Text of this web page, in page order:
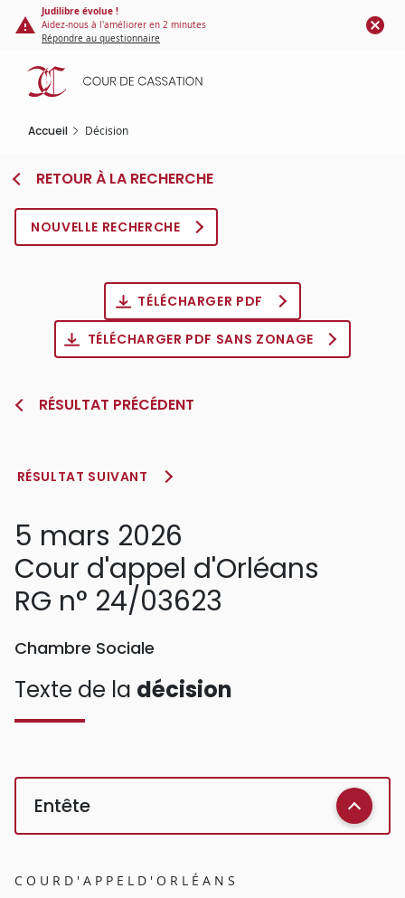
Panneau de gestion des cookies
contenu
principal
Judilibre évolue !
Aidez-nous à l'améliorer en 2 minutes
Répondre au questionnaire
Accueil Décision
RETOUR À LA RECHERCHE
NOUVELLE RECHERCHE
TÉLÉCHARGER PDF
TÉLÉCHARGER PDF SANS ZONAGE
RÉSULTAT PRÉCÉDENT
RÉSULTAT SUIVANT
5 mars 2026
Cour d'appel d'Orléans
RG n° 24/03623
Chambre Sociale
Texte de la décision
Entête
C O U R D ' A P P E L D ' O R L É A N S